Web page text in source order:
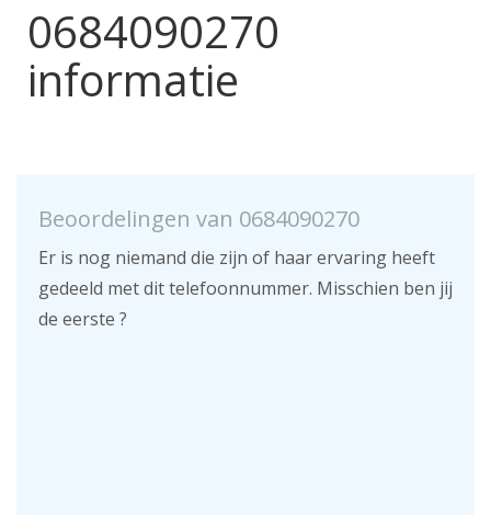
0684090270
informatie
Beoordelingen van 0684090270
Er is nog niemand die zijn of haar ervaring heeft
gedeeld met dit telefoonnummer. Misschien ben jij
de eerste ?